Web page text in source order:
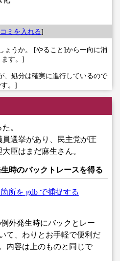
ミを入れる]
ょうか。 [やること]から一向に消
ます。]
、処分は確実に進行しているので
。]
。
員選挙があり、民主党が圧
臣はまだ麻生さん。
時のバックトレースを得る
所を gdb で捕捉する
外発生時にバックとレー
て、わりとお手軽で便利だ
内容は上のものと同じで